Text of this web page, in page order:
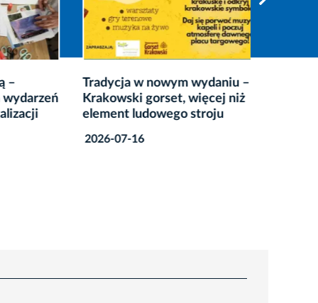
Tradycja w nowym wydaniu –
Krakowski gorset, więcej niż
element ludowego stroju
2026-07-16